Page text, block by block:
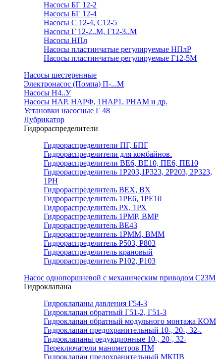
Насосы БГ 12-2
Насосы БГ 12-4
Насосы С 12-4, С12-5
Насосы Г 12-2..М, Г12-3..М
Насосы НПл
Насосы пластинчатые регулируемые НПлР
Насосы пластинчатые регулируемые Г12-5М
Насосы шестеренные
Электронасос (Помпа) П-...М
Насосы Н4..У
Насосы НАР, НАРФ, 1НАР1, РНАМ и др.
Установки насосные Г 48
Лубрикатор
Гидрораспределители
Гидрораспределители ПГ, БПГ
Гидрораспределители для комбайнов.
Гидрораспределители ВЕ6, ВЕ10, ПЕ6, ПЕ10
Гидрораспределитель 1Р203,1Р323, 2Р203, 2Р323,
1РН
Гидрораспределитель ВЕХ, ВХ
Гидрораспределитель 1РЕ6, 1РЕ10
Гидрораспределитель РХ, 1РХ
Гидрораспределитель 1РМР, ВМР
Гидрораспределитель ВЕ43
Гидрораспределитель 1РММ, ВММ
Гидрораспределитель Р503, Р803
Гидрораспределитель крановый
Гидрораспределитель Р102, Р103
Насос однопоршневой с механическим приводом С23М
Гидроклапана
Гидроклапаны давления Г54-3
Гидроклапан обратный Г51-2, Г51-3
Гидроклапан обратный модульного монтажа КОМ
Гидроклапан предохранительный 10-, 20-, 32-.
Гидроклапаны редукционные 10-, 20-, 32-
Переключатели манометров ПМ
Гидроклапан предохранительный МКПВ